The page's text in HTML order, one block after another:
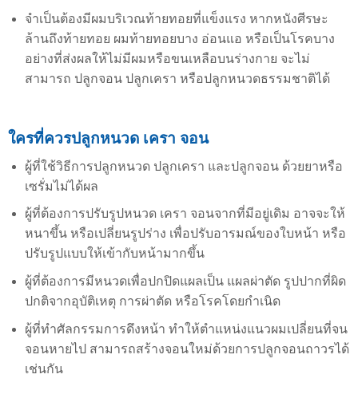
จำเป็นต้องมีผมบริเวณท้ายทอยที่แข็งแรง หากหนังศีรษะ
ล้านถึงท้ายทอย ผมท้ายทอยบาง อ่อนแอ หรือเป็นโรคบาง
อย่างที่ส่งผลให้ไม่มีผมหรือขนเหลือบนร่างกาย จะไม่
สามารถ ปลูกจอน ปลูกเครา หรือปลูกหนวดธรรมชาติได้
ใครที่ควรปลูกหนวด เครา จอน
ผู้ที่ใช้วิธีการปลูกหนวด ปลูกเครา และปลูกจอน ด้วยยาหรือ
เซรั่มไม่ได้ผล
ผู้ที่ต้องการปรับรูปหนวด เครา จอนจากที่มีอยู่เดิม อาจจะให้
หนาขึ้น หรือเปลี่ยนรูปร่าง เพื่อปรับอารมณ์ของใบหน้า หรือ
ปรับรูปแบบให้เข้ากับหน้ามากขึ้น
ผู้ที่ต้องการมีหนวดเพื่อปกปิดแผลเป็น แผลผ่าตัด รูปปากที่ผิด
ปกติจากอุบัติเหตุ การผ่าตัด หรือโรคโดยกำเนิด
ผู้ที่ทำศัลกรรมการดึงหน้า ทำให้ตำแหน่งแนวผมเปลี่ยนที่จน
จอนหายไป สามารถสร้างจอนใหม่ด้วยการปลูกจอนถาวรได้
เช่นกัน